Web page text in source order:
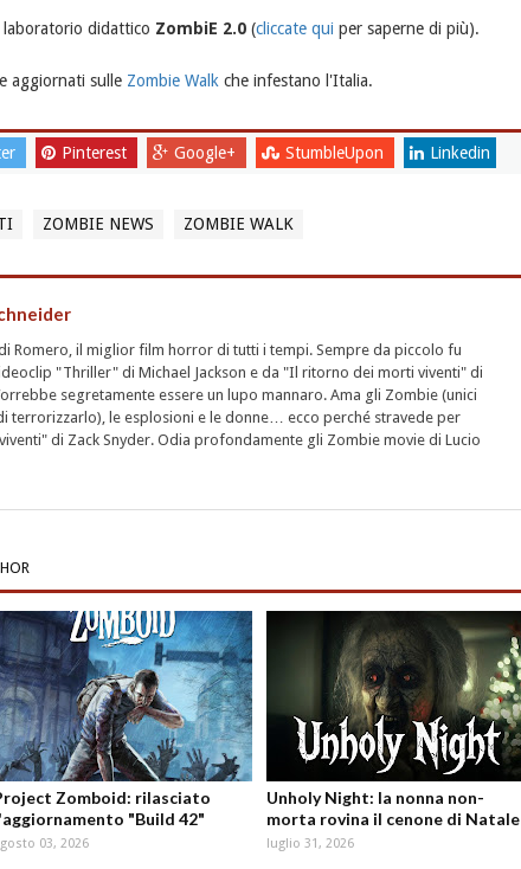
didattico ZombiE 2.0(cliccate qui per saperne di più).
aggiornati sulle Zombie Walk che infestano l'Italia.
Pinterest Google+ StumbleUpon Linkedin
ZOMBIE NEWS ZOMBIE WALK
Romero, il miglior film horror di tutti i tempi. Sempre da piccolo fu
"Thriller" di Michael Jackson e da "Il ritorno dei morti viventi" di
segretamente essere un lupo mannaro. Ama gli Zombie (unici
terrorizzarlo), le esplosioni e le donne… ecco perché stravede per
di Zack Snyder. Odia profondamente gli Zombie movie di Lucio
Zomboid: rilasciato
"Build 42"
03, 2026
Unholy Night: la nonna non-
morta rovina il cenone di Natale
luglio 31, 2026